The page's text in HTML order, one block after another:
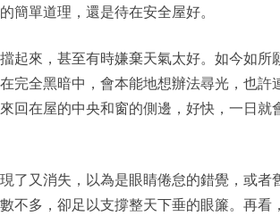
簡單道理，還是待在安全屋好。
起來，甚至有時嫌棄天氣太好。如今如所
完全黑暗中，會本能地想辦法尋光，也許
回在屋的中央和窗的側邊，好快，一日就
了又消失，以為是眼睛倦怠的錯覺，或者
不多，卻足以支撐整天下垂的眼簾。再看